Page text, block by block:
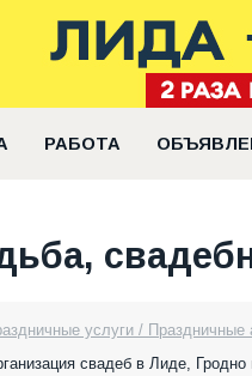
РАБОТА
услуги / Праздничные
свадеб в Лиде,